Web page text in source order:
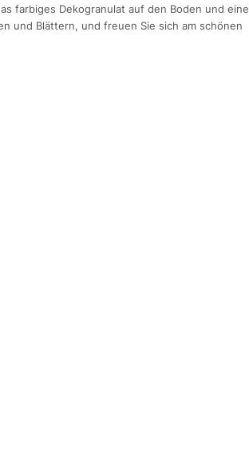
farbiges Dekogranulat auf den Boden und eine
und Blättern, und freuen Sie sich am schönen